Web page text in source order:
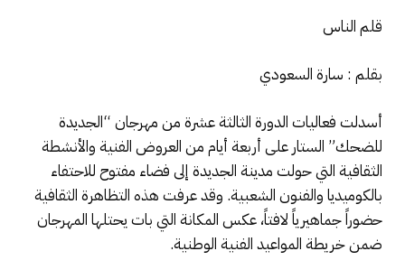
قلم الناس
بقلم : سارة السعودي
أسدلت فعاليات الدورة الثالثة عشرة من مهرجان “الجديدة
للضحك” الستار على أربعة أيام من العروض الفنية والأنشطة
الثقافية التي حولت مدينة الجديدة إلى فضاء مفتوح للاحتفاء
بالكوميديا والفنون الشعبية. وقد عرفت هذه التظاهرة الثقافية
حضوراً جماهيرياً لافتاً، عكس المكانة التي بات يحتلها المهرجان
ضمن خريطة المواعيد الفنية الوطنية.